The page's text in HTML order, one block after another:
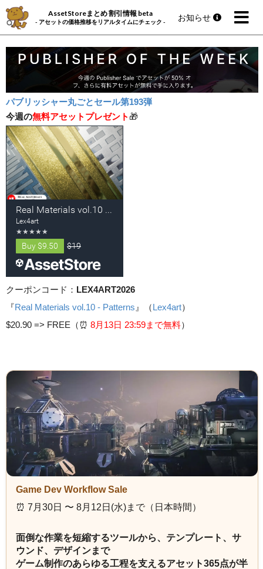
AssetStoreまとめ 割引情報 beta
- アセットの価格推移をリアルタイムにチェック - お知らせ
パブリッシャー丸ごとセール第193弾
今週の無料アセットプレゼント 🎁
クーポンコード： LEX4ART2026
『Real Materials vol.10 - Patterns 』（Lex4art）
$20.90 => FREE（⏰️ 8月13日 23:59まで無料）
Game Dev Workflow Sale
⏰️ 7月30日 〜 8月12日(水)まで（日本時間）
面倒な作業を短縮するツールから、テンプレート、サ
ウンド、デザインまで
ゲーム制作のあらゆる工程を支えるアセット365点が半